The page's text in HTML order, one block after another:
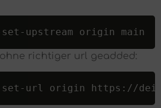
upstream origin main
richtiger url geadded:
set-url origin https://